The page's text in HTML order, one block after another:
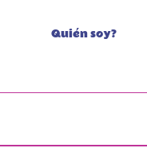
Quién soy?